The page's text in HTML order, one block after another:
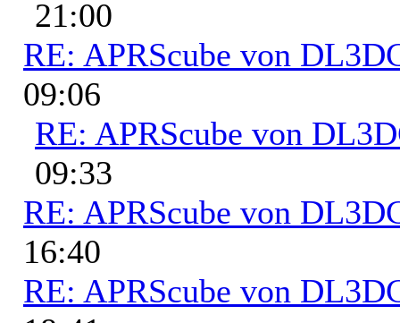
21:00
RE: APRScube von
09:06
RE: APRScube von
09:33
RE: APRScube von
16:40
RE: APRScube von